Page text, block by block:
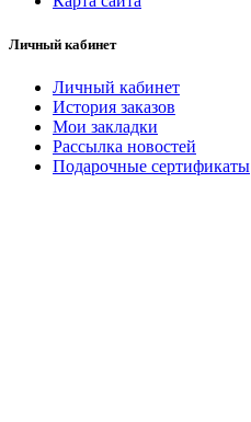
Личный кабинет
Личный кабинет
История заказов
Мои закладки
Рассылка новостей
Подарочные сертификаты